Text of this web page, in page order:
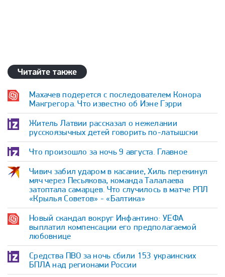
Читайте также
Махачев подерется с последователем Конора
Макгрегора. Что известно об Иэне Гэрри
Житель Латвии рассказал о нежелании
русскоязычных детей говорить по-латышски
Что произошло за ночь 9 августа. Главное
Чивич забил ударом в касание, Хиль перекинул
мяч через Песьякова, команда Талалаева
затоптала самарцев. Что случилось в матче РПЛ
«Крылья Советов» - «Балтика»
Новый скандал вокруг Инфантино: УЕФА
выплатил компенсации его предполагаемой
любовнице
Средства ПВО за ночь сбили 153 украинских
БПЛА над регионами России